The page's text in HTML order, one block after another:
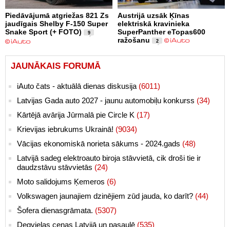
Piedāvājumā atgriežas 821 Zs
jaudīgais Shelby F-150 Super
Snake Sport (+ FOTO)
9
Austrijā uzsāk Ķīnas
elektriskā kravinieka
SuperPanther eTopas600
ražošanu
2
JAUNĀKAIS FORUMĀ
iAuto čats - aktuālā dienas diskusija (6011)
Latvijas Gada auto 2027 - jaunu automobiļu konkurss (34)
Kārtējā avārija Jūrmalā pie Circle K (17)
Krievijas iebrukums Ukrainā! (9034)
Vācijas ekonomiskā norieta sākums - 2024.gads (48)
Latvijā sadeg elektroauto biroja stāvvietā, cik droši tie ir
daudzstāvu stāvvietās (24)
Moto salidojums Ķemeros (6)
Volkswagen jaunajiem dzinējiem zūd jauda, ko darīt? (44)
Šofera dienasgrāmata. (5307)
Degvielas cenas Latvijā un pasaulē (535)